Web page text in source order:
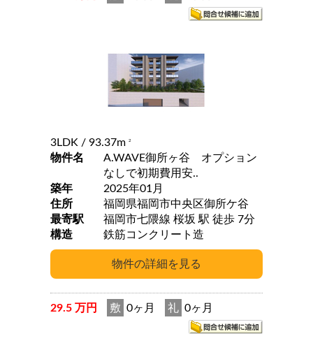
3LDK / 93.37m 2
物件名
A.WAVE御所ヶ谷 オプション
なしで初期費用安..
築年
2025年01月
住所
福岡県福岡市中央区御所ケ谷
最寄駅
福岡市七隈線 桜坂 駅 徒歩 7分
構造
鉄筋コンクリート造
29.5 万円 敷 0ヶ月 礼 0ヶ月